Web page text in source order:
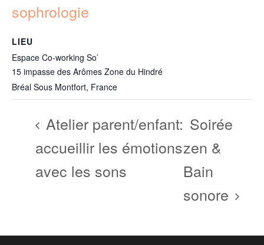
sophrologie
LIEU
Espace Co-working So’
15 impasse des Arômes Zone du Hindré
Bréal Sous Montfort, France
Atelier parent/enfant:
accueillir les émotions
avec les sons
Soirée
zen &
Bain
sonore